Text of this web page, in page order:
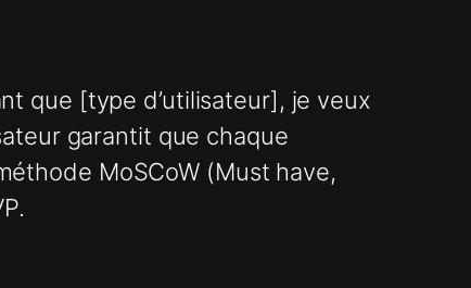
que [type d’utilisateur], je veux
garantit que chaque
MoSCoW (Must have,